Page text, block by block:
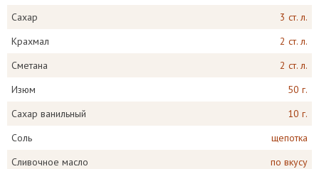
Сахар
3 ст. л.
Крахмал
2 ст. л.
Сметана
2 ст. л.
Изюм
50 г.
Сахар ванильный
10 г.
Соль
щепотка
Сливочное масло
по вкусу